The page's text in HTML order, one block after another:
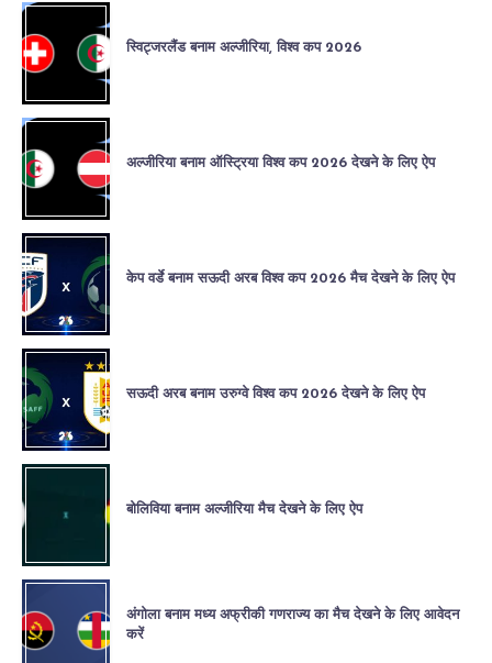
स्विट्जरलैंड बनाम अल्जीरिया, विश्व कप 2026
अल्जीरिया बनाम ऑस्ट्रिया विश्व कप 2026 देखने के लिए ऐप
केप वर्डे बनाम सऊदी अरब विश्व कप 2026 मैच देखने के लिए ऐप
सऊदी अरब बनाम उरुग्वे विश्व कप 2026 देखने के लिए ऐप
बोलिविया बनाम अल्जीरिया मैच देखने के लिए ऐप
अंगोला बनाम मध्य अफ्रीकी गणराज्य का मैच देखने के लिए आवेदन
करें